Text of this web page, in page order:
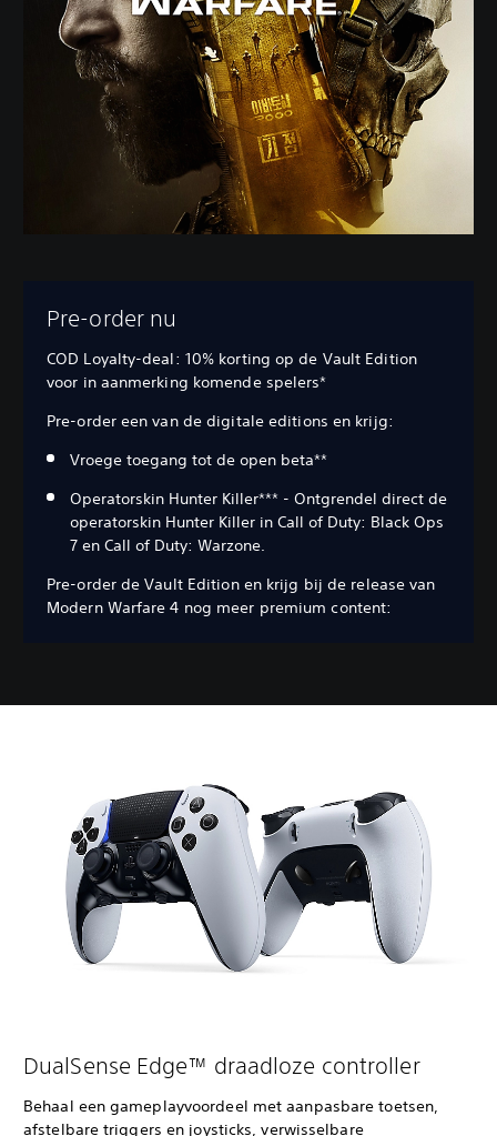
Pre-order nu
COD Loyalty-deal: 10% korting op de Vault Edition
voor in aanmerking komende spelers*
Pre-order een van de digitale editions en krijg:
Vroege toegang tot de open beta**
Operatorskin Hunter Killer*** - Ontgrendel direct de
operatorskin Hunter Killer in Call of Duty: Black Ops
7 en Call of Duty: Warzone.
Pre-order de Vault Edition en krijg bij de release van
Modern Warfare 4 nog meer premium content:
DualSense Edge™ draadloze controller
Behaal een gameplayvoordeel met aanpasbare toetsen,
afstelbare triggers en joysticks, verwisselbare